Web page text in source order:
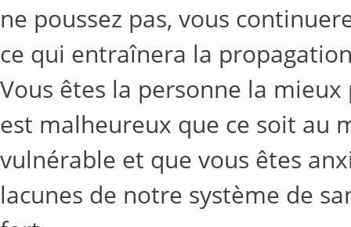
ne poussez pas, vous
ce qui entraînera la
Vous êtes la personne la
est malheureux que ce soit au
vulnérable et que vous êtes
lacunes de notre système de